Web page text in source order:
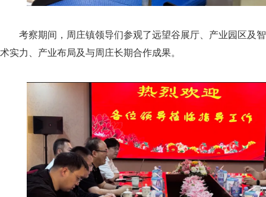
考察期间，周庄镇领导们参观了远望谷展厅、产业园区及
术实力、产业布局及与周庄长期合作成果。